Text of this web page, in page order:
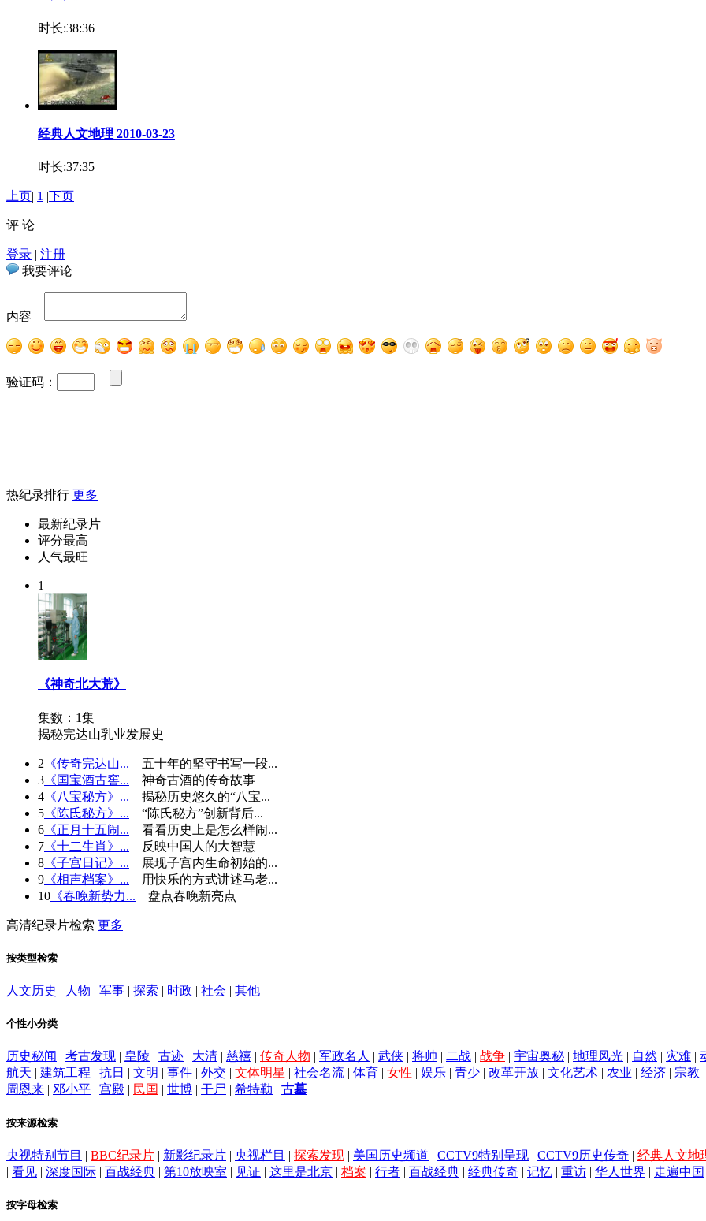
时长:38:36
经典人文地理 2010-03-23
时长:37:35
上页| 1 |下页
评 论
登录 | 注册
我要评论
内容
验证码：
热纪录排行 更多
最新纪录片
评分最高
人气最旺
1
《神奇北大荒》
集数：1集
揭秘完达山乳业发展史
2 《传奇完达山...
五十年的坚守书写一段...
3 《国宝酒古窖...
神奇古酒的传奇故事
4 《八宝秘方》...
揭秘历史悠久的“八宝...
5 《陈氏秘方》...
“陈氏秘方”创新背后...
6 《正月十五闹...
看看历史上是怎么样闹...
7 《十二生肖》...
反映中国人的大智慧
8 《子宫日记》...
展现子宫内生命初始的...
9 《相声档案》...
用快乐的方式讲述马老...
10 《春晚新势力... 盘点春晚新亮点
高清纪录片检索 更多
按类型检索
人文历史 | 人物 | 军事 | 探索 | 时政 | 社会 | 其他
个性小分类
历史秘闻 | 考古发现 | 皇陵 | 古迹 | 大清 | 慈禧 | 传奇人物 | 军政名人 | 武侠 | 将帅 | 二战 | 战争 | 宇宙奥秘 | 地理风光 | 自然 | 灾难 |
航天 | 建筑工程 | 抗日 | 文明 | 事件 | 外交 | 文体明星 | 社会名流 | 体育 | 女性 | 娱乐 | 青少 | 改革开放 | 文化艺术 | 农业 | 经济 | 宗教
周恩来 | 邓小平 | 宫殿 | 民国 | 世博 | 干尸 | 希特勒 | 古墓
按来源检索
央视特别节目 | BBC纪录片 | 新影纪录片 | 央视栏目 | 探索发现 | 美国历史频道 | CCTV9特别呈现 | CCTV9历史传奇 | 经典人文地
| 看见 | 深度国际 | 百战经典 | 第10放映室 | 见证 | 这里是北京 | 档案 | 行者 | 百战经典 | 经典传奇 | 记忆 | 重访 | 华人世界 | 走遍中国
按字母检索